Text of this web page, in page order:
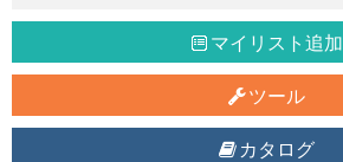
マイリスト追加
ツール
カタログ